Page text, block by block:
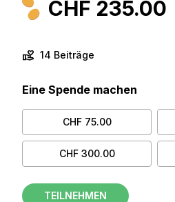
CHF 235.00
volunteer_activism 14 Beiträge
Eine Spende machen
CHF 75.00
CHF 300.00
TEILNEHMEN